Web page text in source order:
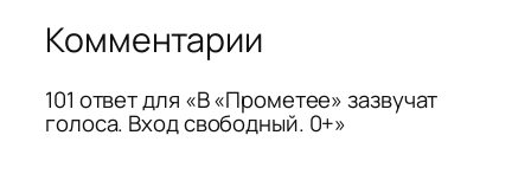
Комментарии
101 ответ для «В «Прометее» зазвучат
голоса. Вход свободный. 0+»